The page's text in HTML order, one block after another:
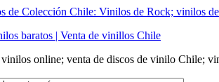
baratos | Venta de vinillos Chile
online; venta de discos de vinilo Chile;